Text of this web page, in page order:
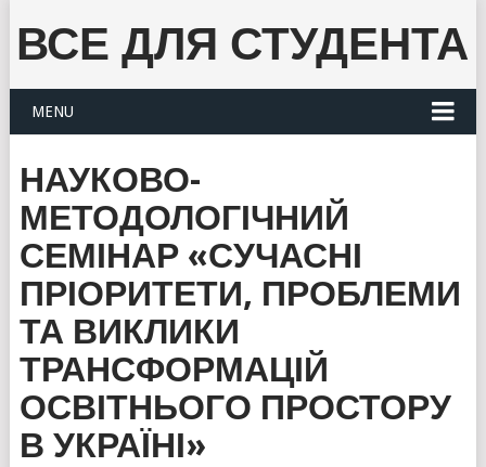
ВСЕ ДЛЯ СТУДЕНТА
MENU
НАУКОВО-
МЕТОДОЛОГІЧНИЙ
СЕМІНАР «СУЧАСНІ
ПРІОРИТЕТИ, ПРОБЛЕМИ
ТА ВИКЛИКИ
ТРАНСФОРМАЦІЙ
ОСВІТНЬОГО ПРОСТОРУ
В УКРАЇНІ»